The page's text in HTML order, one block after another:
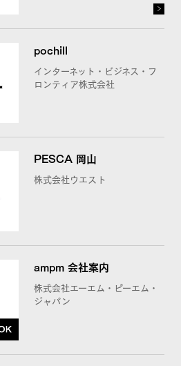
pochill
インターネット・ビジネス・フ
ロンティア株式会社
PESCA 岡山
株式会社ウエスト
ampm 会社案内
株式会社エーエム・ピーエム・
ジャパン